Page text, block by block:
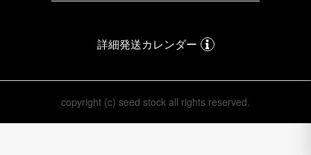
詳細発送カレンダー
copyright (c) seed stock all rights reserved.